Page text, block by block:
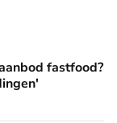
'Je hebt recht
fastfood?